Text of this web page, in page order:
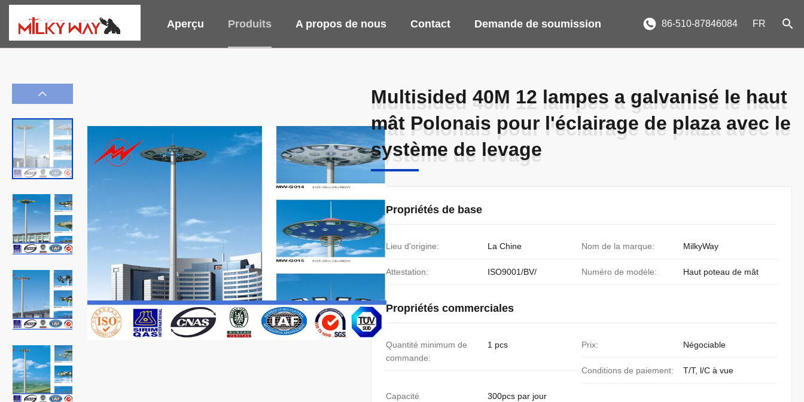
Aperçu Produits A propos de nous Contact Demande de soumission 86-510-87846084 FR
Multisided 40M 12 lampes a galvanisé le haut
mât Polonais pour l'éclairage de plaza avec le
système de levage
Multisided 40M 12 lampes a galvanisé le haut
mât Polonais pour l'éclairage de plaza avec le
système de levage
Propriétés de base
Lieu d'origine: La Chine Nom de la marque: MilkyWay
Attestation: ISO9001/BV/ Numéro de modèle: Haut poteau de mât
Propriétés commerciales
Quantité minimum de
commande:
1 pcs Prix: Négociable
Conditions de paiement: T/T, l/C à vue
Capacité
300pcs par jour